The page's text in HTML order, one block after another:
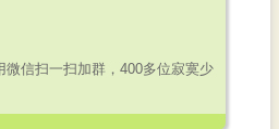
微信扫一扫加群，400多位寂寞少